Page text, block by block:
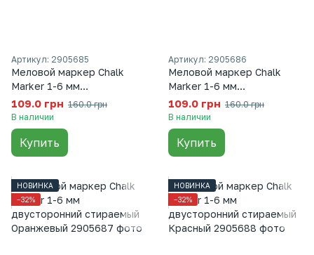
Артикул: 2905685
Меловой маркер Chalk
Marker 1-6 мм
двусторонний стираемый
Желтый
109.0 грн 160.0 грн
В наличии
Купить
Артикул: 2905686
Меловой маркер Chalk
Marker 1-6 мм
двусторонний стираемый
Зеленый
109.0 грн 160.0 грн
В наличии
Купить
НОВИНКА
−32%
НОВИНКА
−32%